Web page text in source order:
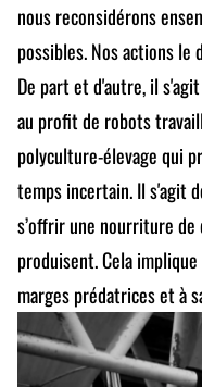
nous reconsidérons
possibles. Nos actions le
De part et d'autre, il
au profit de robots
polyculture-élevage qui
temps incertain. Il s'agit
s’offrir une nourriture de
produisent. Cela
marges prédatrices et à